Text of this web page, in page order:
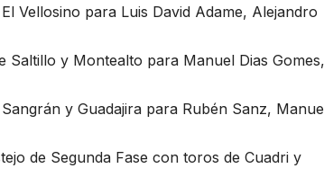
Vellosino para Luis David Adame, Alejandro
Saltillo y Montealto para Manuel Dias
y Guadajira para Rubén Sanz,
de Segunda Fase con toros de Cuadri y